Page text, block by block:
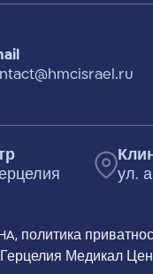
ул.
политика
Медикал